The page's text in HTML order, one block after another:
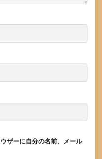
ザーに自分の名前、メール